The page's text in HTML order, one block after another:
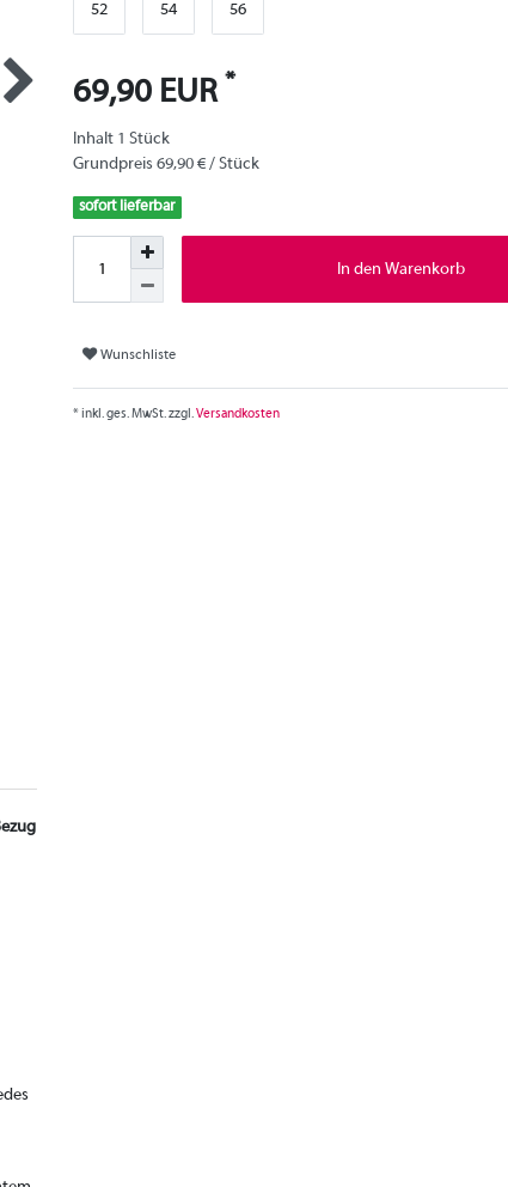
52 54 56
69,90 EUR *
Inhalt 1 Stück
Grundpreis 69,90 € / Stück
sofort lieferbar
In den Warenkorb
Wunschliste
* inkl. ges. MwSt. zzgl.Versandkosten